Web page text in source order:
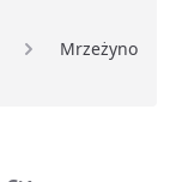
Mrzeżyno